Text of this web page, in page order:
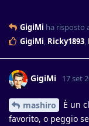
GigiMi ha risposto
GigiMi Ricky1893
GigiMi 17 set
mashiro
È un
favorito, o peggio